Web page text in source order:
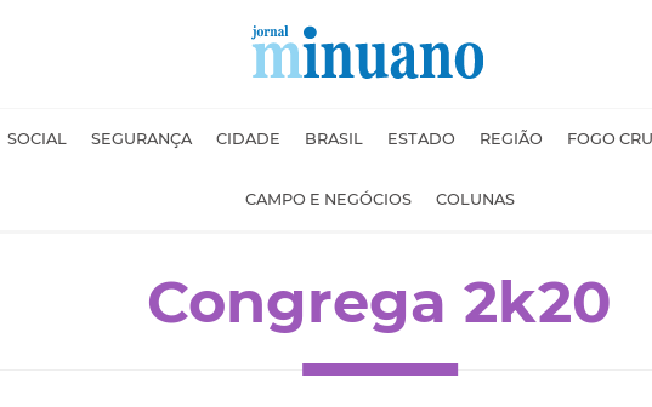
SOCIAL SEGURANÇA CIDADE BRASIL ESTADO REGIÃO FOGO
CAMPO E NEGÓCIOS COLUNAS
Congrega 2k20